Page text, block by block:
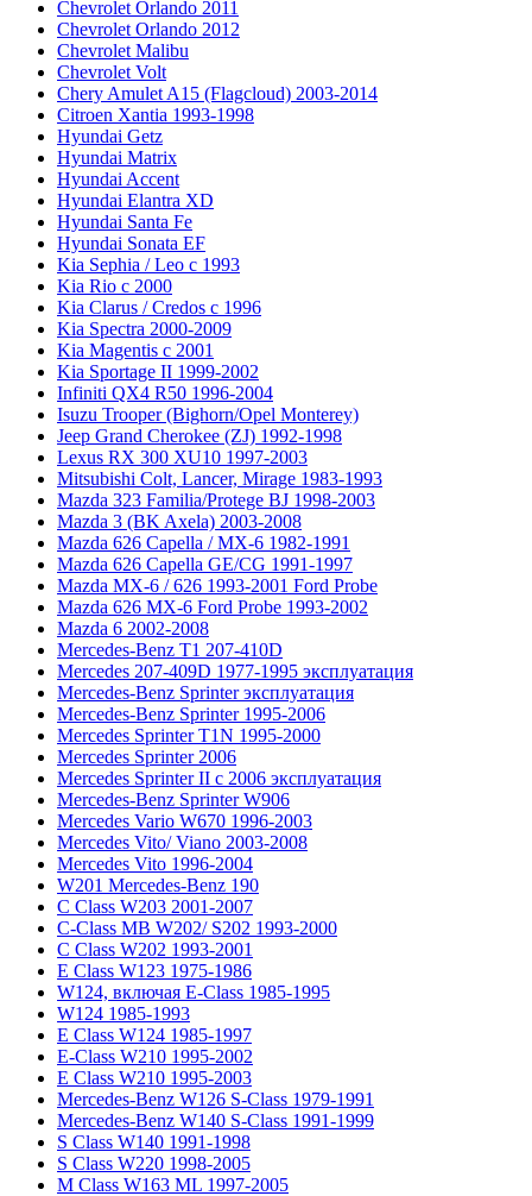
Chevrolet Orlando 2011
Chevrolet Orlando 2012
Chevrolet Malibu
Chevrolet Volt
Chery Amulet A15 (Flagcloud) 2003-2014
Citroen Xantia 1993-1998
Hyundai Getz
Hyundai Matrix
Hyundai Accent
Hyundai Elantra XD
Hyundai Santa Fe
Hyundai Sonata EF
Kia Sephia / Leo с 1993
Kia Rio с 2000
Kia Clarus / Credos с 1996
Kia Spectra 2000-2009
Kia Magentis с 2001
Kia Sportage II 1999-2002
Infiniti QX4 R50 1996-2004
Isuzu Trooper (Bighorn/Opel Monterey)
Jeep Grand Cherokee (ZJ) 1992-1998
Lexus RX 300 XU10 1997-2003
Mitsubishi Colt, Lancer, Mirage 1983-1993
Mazda 323 Familia/Protege BJ 1998-2003
Mazda 3 (BK Axela) 2003-2008
Mazda 626 Capella / MX-6 1982-1991
Mazda 626 Capella GE/CG 1991-1997
Mazda MX-6 / 626 1993-2001 Ford Probe
Mazda 626 MX-6 Ford Probe 1993-2002
Mazda 6 2002-2008
Mercedes-Benz T1 207-410D
Mercedes 207-409D 1977-1995 эксплуатация
Mercedes-Benz Sprinter эксплуатация
Mercedes-Benz Sprinter 1995-2006
Mercedes Sprinter T1N 1995-2000
Mercedes Sprinter 2006
Mercedes Sprinter II с 2006 эксплуатация
Mercedes-Benz Sprinter W906
Mercedes Vario W670 1996-2003
Mercedes Vito/ Viano 2003-2008
Mercedes Vito 1996-2004
W201 Mercedes-Benz 190
C Class W203 2001-2007
C-Class MB W202/ S202 1993-2000
C Class W202 1993-2001
E Class W123 1975-1986
W124, включая E-Class 1985-1995
W124 1985-1993
E Class W124 1985-1997
E-Class W210 1995-2002
E Class W210 1995-2003
Mercedes-Benz W126 S-Class 1979-1991
Mercedes-Benz W140 S-Class 1991-1999
S Class W140 1991-1998
S Class W220 1998-2005
M Class W163 ML 1997-2005